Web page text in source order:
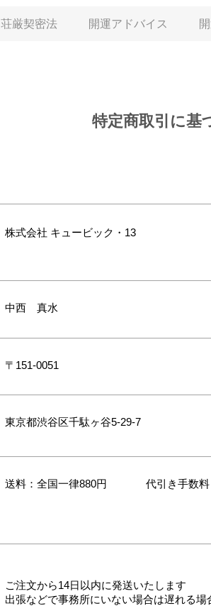
荘厳契密法 開運アドバイス
特定商取引に基
株式会社 キュービック・13
​中西 真水
〒151-0051
東京都渋谷区千駄ヶ谷5-29-7
送料：全国一律880円
代引き手数
440円
660円
ご注文から14日以内に発送いたします
出張などで事務所にいない場合は遅れる場